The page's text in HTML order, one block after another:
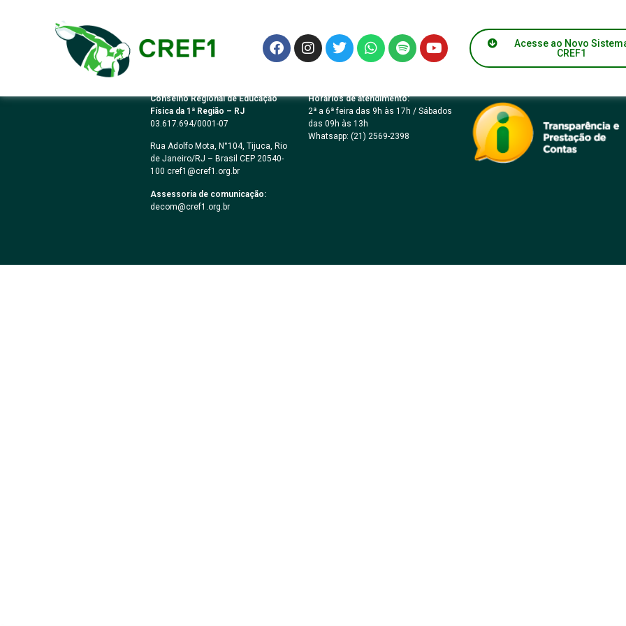
Acesse ao Novo
CREF1
Podcast Nº 8
Conselho Regional de Educação
Física da 1ª Região – RJ
03.617.694/0001-07
Rua Adolfo Mota, N°104, Tijuca, Rio
de Janeiro/RJ – Brasil CEP 20540-
100 cref1@cref1.org.br
Assessoria de comunicação:
decom@cref1.org.br
Horários de atendimento:
2ª a 6ª feira das 9h às 17h / Sábados
das 09h às 13h
Whatsapp: (21) 2569-2398